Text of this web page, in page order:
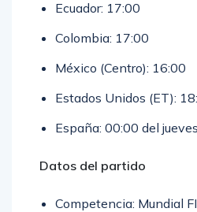
Ecuador: 17:00
Colombia: 17:00
México (Centro): 16:00
Estados Unidos (ET):
España: 00:00 del
Datos del partido
Competencia: Mundial